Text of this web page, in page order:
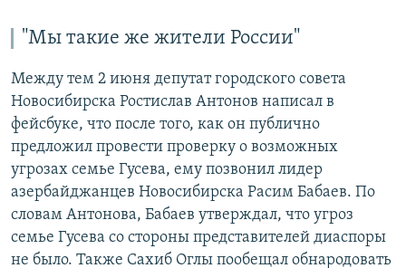
"Мы такие же жители России"
Между тем 2 июня депутат городского совета
Новосибирска Ростислав Антонов написал в
фейсбуке, что после того, как он публично
предложил провести проверку о возможных
угрозах семье Гусева, ему позвонил лидер
азербайджанцев Новосибирска Расим Бабаев. По
словам Антонова, Бабаев утверждал, что угроз
семье Гусева со стороны представителей диаспоры
не было. Также Сахиб Оглы пообещал обнародовать